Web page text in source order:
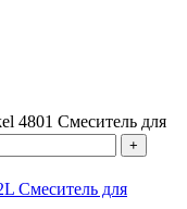
4801 Смеситель для